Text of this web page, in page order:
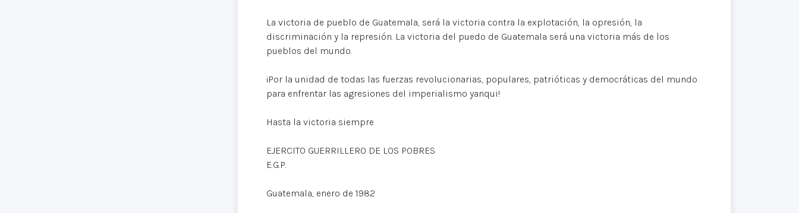
La victoria de pueblo de Guatemala, será la victoria contra la explotación, la opresión, la
discriminación y la represión. La victoria del puedo de Guatemala será una victoria más de los
pueblos del mundo.
¡Por la unidad de todas las fuerzas revolucionarias, populares, patrióticas y democráticas del mundo
para enfrentar las agresiones del imperialismo yanqui!
Hasta la victoria siempre
EJERCITO GUERRILLERO DE LOS POBRES
E.G.P.
Guatemala, enero de 1982